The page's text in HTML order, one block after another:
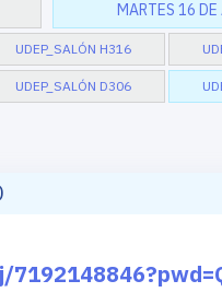
MARTES 16
UDEP_SALÓN H316
UDEP_SALÓN D306